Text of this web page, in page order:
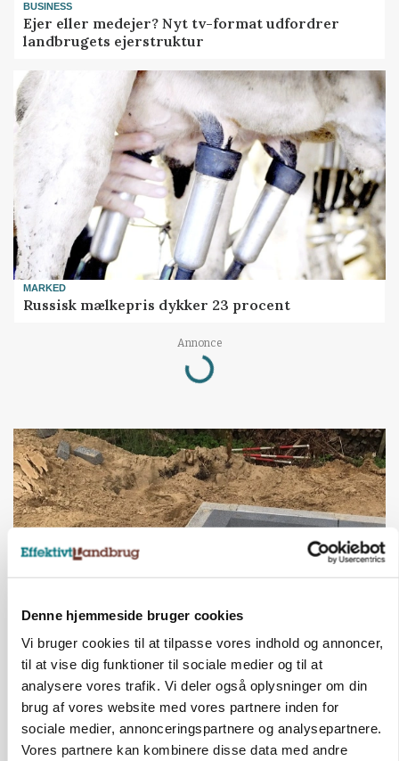
Denne hjemmeside bruger cookies
Vi bruger cookies til at tilpasse vores indhold og annoncer,
til at vise dig funktioner til sociale medier og til at
analysere vores trafik. Vi deler også oplysninger om din
brug af vores website med vores partnere inden for
sociale medier, annonceringspartnere og analysepartnere.
Vores partnere kan kombinere disse data med andre
BUSINESS
Ejer eller medejer? Nyt tv-format udfordrer
landbrugets ejerstruktur
MARKED
Russisk mælkepris dykker 23 procent
Annonce
Loading...
BUSINESS
Fra mark til mur: Byggeriet kan åbne nyt
marked for biokul